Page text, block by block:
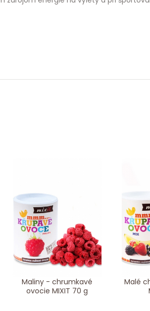
Maliny - chrumkavé
ovocie MIXIT 70 g
Malé